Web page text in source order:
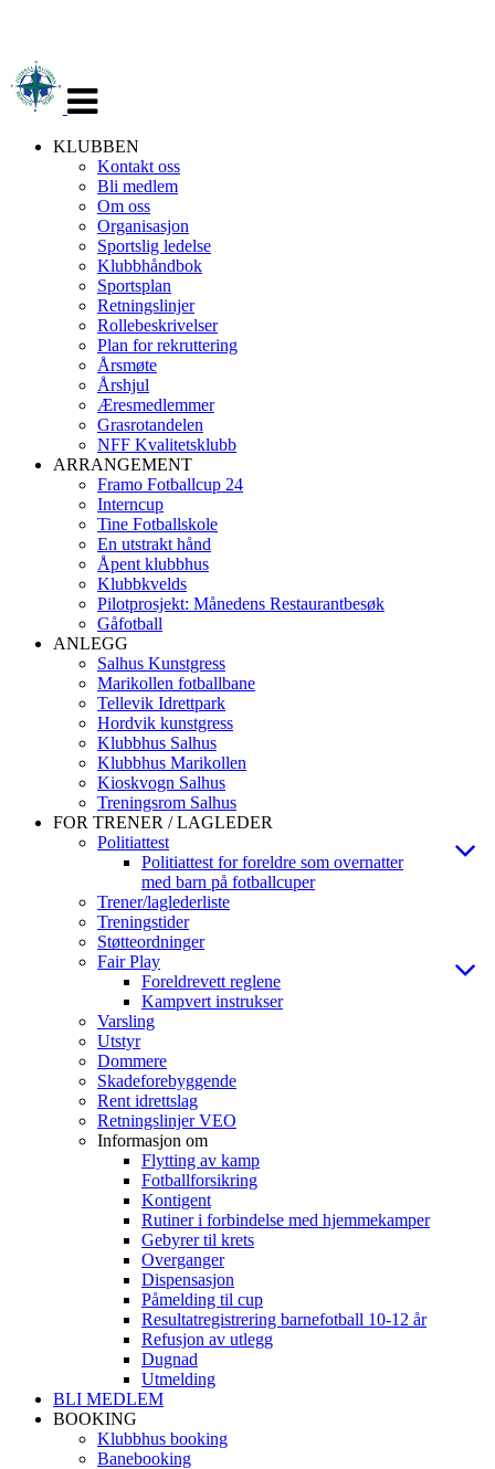
navigasjon
KLUBBEN
Kontakt oss
Bli medlem
Om oss
Organisasjon
Sportslig ledelse
Klubbhåndbok
Sportsplan
Retningslinjer
Rollebeskrivelser
Plan for rekruttering
Årsmøte
Årshjul
Æresmedlemmer
Grasrotandelen
NFF Kvalitetsklubb
ARRANGEMENT
Framo Fotballcup 24
Interncup
Tine Fotballskole
En utstrakt hånd
Åpent klubbhus
Klubbkvelds
Pilotprosjekt: Månedens Restaurantbesøk
Gåfotball
ANLEGG
Salhus Kunstgress
Marikollen fotballbane
Tellevik Idrettpark
Hordvik kunstgress
Klubbhus Salhus
Klubbhus Marikollen
Kioskvogn Salhus
Treningsrom Salhus
FOR TRENER / LAGLEDER
Politiattest
Politiattest for foreldre som overnatter
med barn på fotballcuper
Trener/laglederliste
Treningstider
Støtteordninger
Fair Play
Foreldrevett reglene
Kampvert instrukser
Varsling
Utstyr
Dommere
Skadeforebyggende
Rent idrettslag
Retningslinjer VEO
Informasjon om
Flytting av kamp
Fotballforsikring
Kontigent
Rutiner i forbindelse med hjemmekamper
Gebyrer til krets
Overganger
Dispensasjon
Påmelding til cup
Resultatregistrering barnefotball 10-12 år
Refusjon av utlegg
Dugnad
Utmelding
BLI MEDLEM
BOOKING
Klubbhus booking
Banebooking